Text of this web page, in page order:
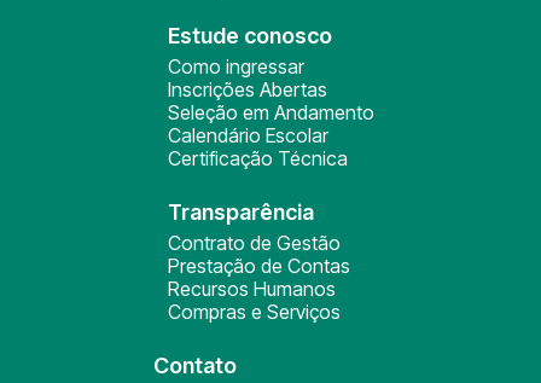
Estude conosco
Como ingressar
Inscrições Abertas
Seleção em Andamento
Calendário Escolar
Certificação Técnica
Transparência
Contrato de Gestão
Prestação de Contas
Recursos Humanos
Compras e Serviços
Contato